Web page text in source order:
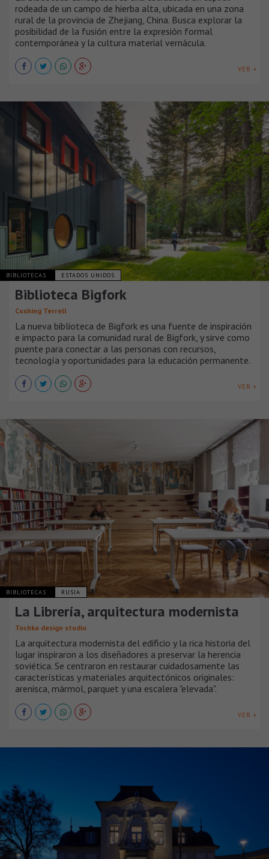
rodeada de un campo de hierba alta, ubicada en una zona
rural de la provincia de Zhejiang, China. Busca explorar la
posibilidad de la fusión entre la expresión formal
contemporánea y la cultura material vernácula.
VER +
BIBLIOTECAS ESTADOS UNIDOS
Biblioteca Bigfork
Cushing Terrell
La nueva biblioteca de Bigfork es una fuente de inspiración
e impacto para la comunidad rural de Bigfork, y sirve como
puente para conectar a las personas con recursos,
tecnología y oportunidades para la educación permanente.
VER +
BIBLIOTECAS RUSIA
La Librería, arquitectura modernista
Tochka design studio
La arquitectura modernista del edificio y la rica historia del
lugar inspiraron a los diseñadores a preservar la herencia
soviética. Se centraron en restaurar cuidadosamente las
características y materiales arquitectónicos originales:
arenisca, mármol, parquet y una escalera "elevada".
VER +